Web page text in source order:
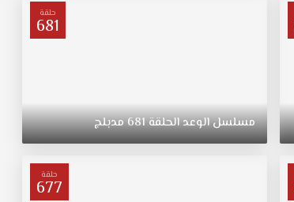
حلقة
681
مسلسلالوعدالحلقة681مدبلج
حلقة
677